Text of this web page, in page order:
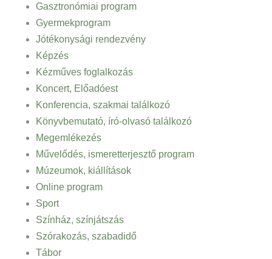
Gasztronómiai program
Gyermekprogram
Jótékonysági rendezvény
Képzés
Kézműves foglalkozás
Koncert, Előadóest
Konferencia, szakmai találkozó
Könyvbemutató, író-olvasó találkozó
Megemlékezés
Művelődés, ismeretterjesztő program
Múzeumok, kiállítások
Online program
Sport
Színház, színjátszás
Szórakozás, szabadidő
Tábor